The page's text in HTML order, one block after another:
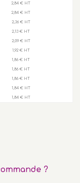
2,84 € HT
2,84 € HT
2,36 € HT
2,13 € HT
2,09 € HT
1,92 € HT
1,86 € HT
1,86 € HT
1,86 € HT
1,84 € HT
1,84 € HT
?